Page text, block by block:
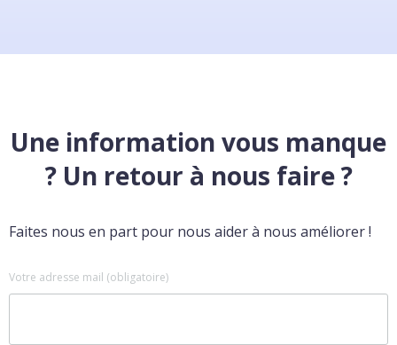
Une information vous manque
? Un retour à nous faire ?
Faites nous en part pour nous aider à nous améliorer !
Votre adresse mail (obligatoire)